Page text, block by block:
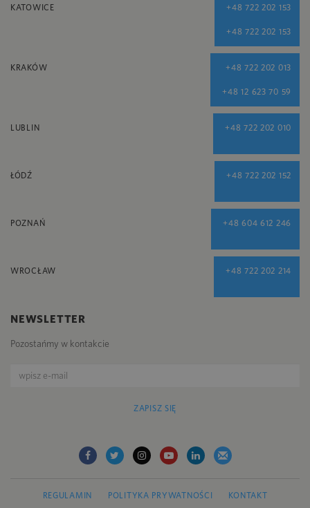
KATOWICE +48 722 202 153
+48 722 202 153
KRAKÓW +48 722 202 013
+48 12 623 70 59
LUBLIN +48 722 202 010
ŁÓDŹ +48 722 202 152
POZNAŃ +48 604 612 246
WROCŁAW +48 722 202 214
NEWSLETTER
Pozostańmy w kontakcie
ZAPISZ SIĘ
REGULAMIN POLITYKA PRYWATNOŚCI KONTAKT